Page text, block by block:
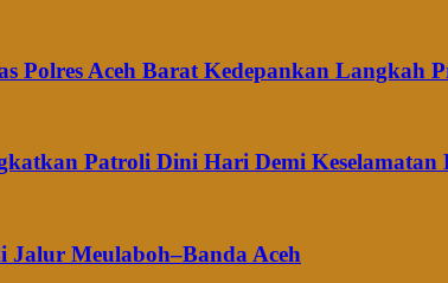
Polres Aceh Barat Kedepankan Langkah
Patroli Dini Hari Demi Keselamatan
Meulaboh–Banda Aceh